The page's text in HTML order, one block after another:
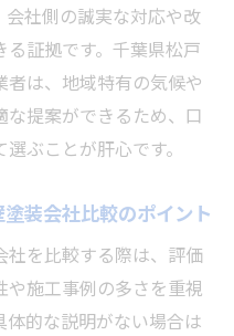
会社側の誠実な対応や改
証拠です。千葉県松戸
は、地域特有の気候や
提案ができるため、口
ぶことが肝心です。
装会社比較のポイント
社を比較する際は、評価
や施工事例の多さを重視
体的な説明がない場合は